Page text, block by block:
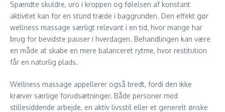
Spændte skuldre, uro i kroppen og følelsen af konstant
aktivitet kan for en stund træde i baggrunden. Den effekt gør
wellness massage særligt relevant i en tid, hvor mange har
brug for bevidste pauser i hverdagen. Behandlingen kan være
en måde at skabe en mere balanceret rytme, hvor restitution
får en naturlig plads.
Wellness massage appellerer også bredt, fordi den ikke
kræver særlige forudsætninger. Både personer med
stillesiddende arbejde, en aktiv livsstil eller et generelt ønske